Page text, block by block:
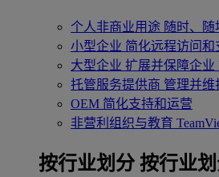
个人非商业用途 随时、
小型企业 简化远程访问和
大型企业 扩展并保障企业
托管服务提供商 管理并维
OEM 简化支持和运营
非营利组织与教育
‌按行业划分 按行业